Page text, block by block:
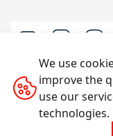
We use
improve the
use our
technologies.